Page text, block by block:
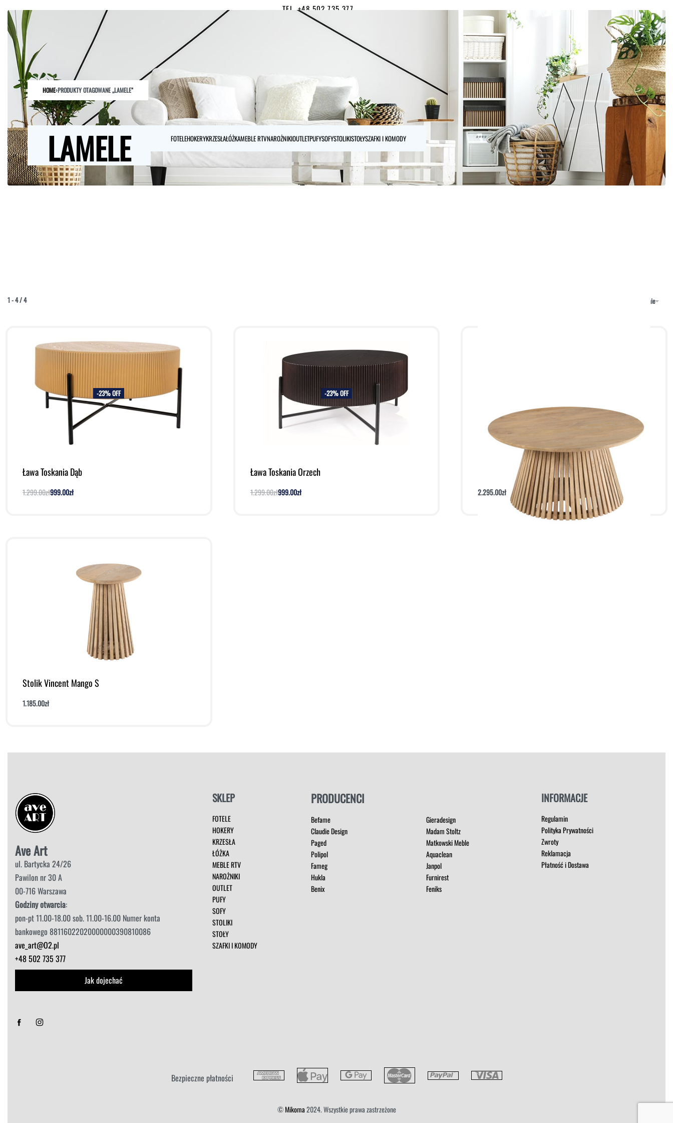
TEL. +48 502 735 377
HOME SKLEP ARCHITEKCI
HOME›PRODUKTY OTAGOWANE „LAMELE”
LAMELE FOTELEHOKERYKRZESŁAŁÓŻKAMEBLE RTVNAROŻNIKIOUTLETPUFYSOFYSTOLIKISTOŁYSZAFKI I KOMODY
1-4/4 Domyślne sortowanie
-23% OFF
Ława Toskania Dąb
1.299.00zł999.00zł
-23% OFF
Ława Toskania Orzech
1.299.00zł999.00zł
Stolik Vincent Mango M
2.295.00zł
Dodaj do koszykaPodgląd
Stolik Vincent Mango S
1.185.00zł
Ave Art
ul. Bartycka 24/26
Pawilon nr 30 A
00-716 Warszawa
Godziny otwarcia:
pon-pt 11.00-18.00 sob. 11.00-16.00 Numer konta
bankowego 88116022020000000390810086
ave_art@O2.pl
+48 502 735 377
Jak dojechać
SKLEP
FOTELE
HOKERY
KRZESŁA
ŁÓŻKA
MEBLE RTV
NAROŻNIKI
OUTLET
PUFY
SOFY
STOLIKI
STOŁY
SZAFKI I KOMODY
PRODUCENCI
Befame
Claudie Design
Paged
Polipol
Fameg
Hukla
Benix
Gieradesign
Madam Stoltz
Matkowski Meble
Aquaclean
Janpol
Furnirest
Feniks
INFORMACJE
Regulamin
Polityka Prywatności
Zwroty
Reklamacja
Płatność i Dostawa